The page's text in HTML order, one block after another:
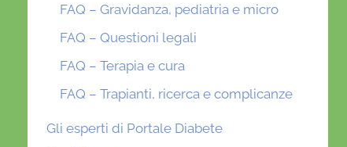
FAQ – Gravidanza, pediatria e micro
FAQ – Questioni legali
FAQ – Terapia e cura
FAQ – Trapianti, ricerca e complicanze
Gli esperti di Portale Diabete